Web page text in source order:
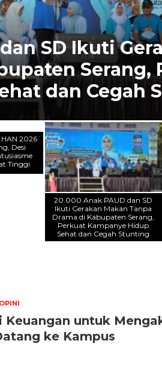
Ganti Pelatih!
Loss
di Liga
2026
Desi
Tinggi
20.000 Anak PAUD dan SD
Ikuti Gerakan Makan Tanpa
Drama di Kabupaten Serang,
Perkuat Kampanye Hidup
Sehat dan Cegah Stunting
OPINI
Keuangan untuk
ke Kampus